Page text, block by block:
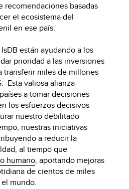
recomendaciones basadas
el ecosistema del
en ese país.
están ayudando a los
prioridad a las inversiones
transferir miles de millones
Esta valiosa alianza
a tomar decisiones
los esfuerzos decisivos
nuestro debilitado
nuestras iniciativas
a reducir la
al tiempo que
humano, aportando mejoras
de cientos de miles
mundo.